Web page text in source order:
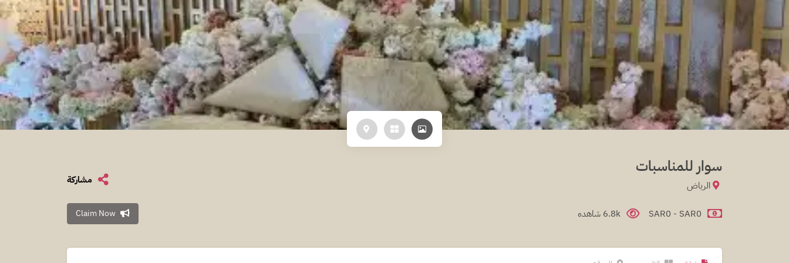
سوار للمناسبات
الرياض مشاركة
SAR0 - SAR0 6.8k شاهده Claim Now